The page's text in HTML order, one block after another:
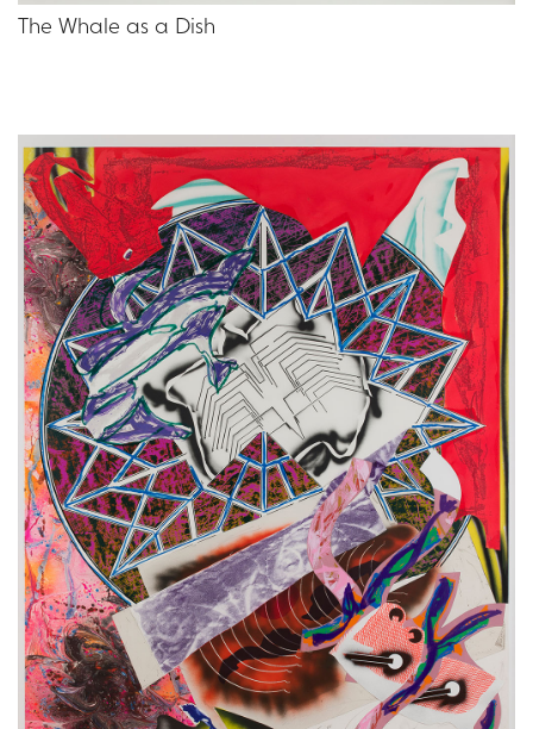
The Whale as a Dish